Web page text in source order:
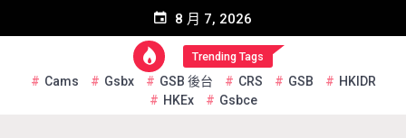
8 月 7, 2026
Trending Tags
Cams Gsbx GSB 後台 CRS GSB
HKIDR
HKEx
Gsbce